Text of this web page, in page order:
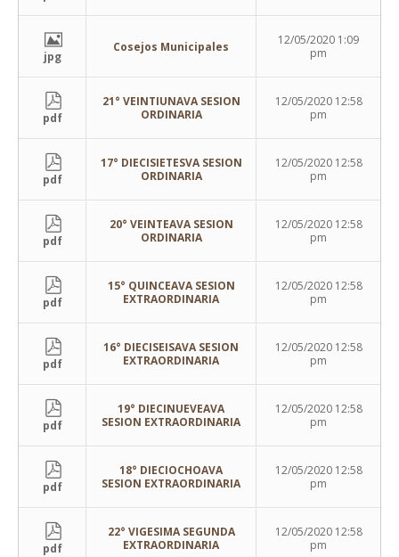
jpg
Cosejos Municipales
12/05/2020 1:09
pm
pdf
21° VEINTIUNAVA SESION
ORDINARIA
12/05/2020 12:58
pm
pdf
17° DIECISIETESVA SESION
ORDINARIA
12/05/2020 12:58
pm
pdf
20° VEINTEAVA SESION
ORDINARIA
12/05/2020 12:58
pm
pdf
15° QUINCEAVA SESION
EXTRAORDINARIA
12/05/2020 12:58
pm
pdf
16° DIECISEISAVA SESION
EXTRAORDINARIA
12/05/2020 12:58
pm
pdf
19° DIECINUEVEAVA
SESION EXTRAORDINARIA
12/05/2020 12:58
pm
pdf
18° DIECIOCHOAVA
SESION EXTRAORDINARIA
12/05/2020 12:58
pm
pdf
22° VIGESIMA SEGUNDA
EXTRAORDINARIA
12/05/2020 12:58
pm